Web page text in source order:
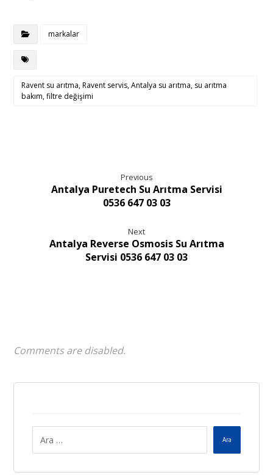
markalar
Ravent su arıtma, Ravent servis, Antalya su arıtma, su arıtma
bakım, filtre değişimi
Previous
Antalya Puretech Su Arıtma Servisi
0536 647 03 03
Next
Antalya Reverse Osmosis Su Arıtma
Servisi 0536 647 03 03
Comments are disabled.
Ara